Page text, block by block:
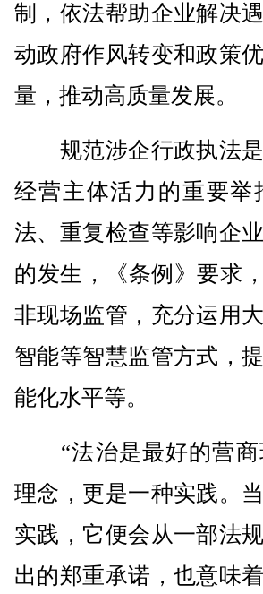
制，依法帮助企业解决
动政府作风转变和政策
量，推动高质量发展。
规范涉企行政执法是
经营主体活力的重要举
法、重复检查等影响企
的发生，《条例》要求
非现场监管，充分运用
智能等智慧监管方式，
能化水平等。
“法治是最好的营商
理念，更是一种实践。
实践，它便会从一部法
出的郑重承诺，也意味